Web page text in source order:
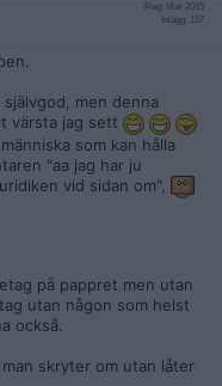
Reg: Mar 2015
Inlägg: 157
men denna
värsta jag sett
som kan hålla
"aa jag har ju
vid sidan om",
på pappret men utan
utan någon som helst
också.
skryter om utan låter